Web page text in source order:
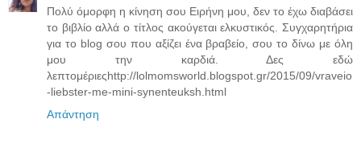
Πολύ όμορφη η κίνηση σου Ειρήνη μου, δεν το έχω διαβάσει
το βιβλίο αλλά ο τίτλος ακούγεται ελκυστικός. Συγχαρητήρια
για το blog σου που αξίζει ένα βραβείο, σου το δίνω με όλη
μου την καρδιά. Δες εδώ
λεπτομέριεςhttp://lolmomsworld.blogspot.gr/2015/09/vraveio
-liebster-me-mini-synenteuksh.html
Απάντηση